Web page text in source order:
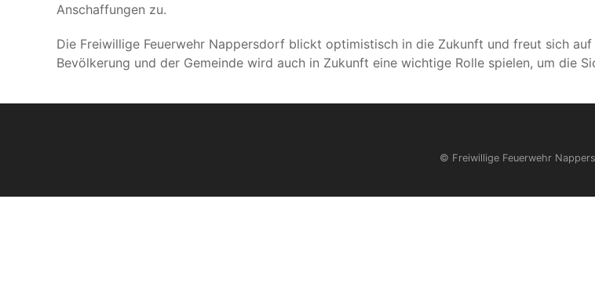
Anschaffungen zu.
Die Freiwillige Feuerwehr Nappersdorf blickt optimistisch in die Zukunft und freut sich
Bevölkerung und der Gemeinde wird auch in Zukunft eine wichtige Rolle spielen, um die
© Freiwillige Feuerwehr